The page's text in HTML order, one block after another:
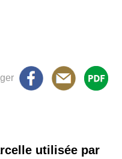
utilisée par